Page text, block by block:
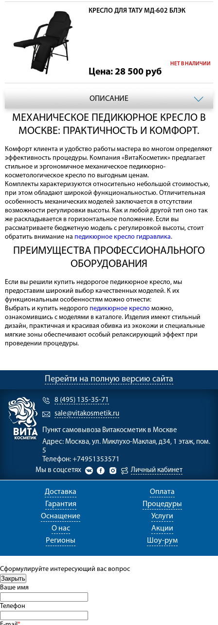
КРЕСЛО ДЛЯ ТАТУ МД-602 БЛЭК
Цена: 28 500 руб
НЕТ В НАЛИЧИИ
ОПИСАНИЕ
МЕХАНИЧЕСКОЕ ПЕДИКЮРНОЕ КРЕСЛО В
МОСКВЕ: ПРАКТИЧНОСТЬ И КОМФОРТ.
Комфорт клиента и удобство работы мастера во многом определяют
эффективность процедуры. Компания «ВитаКосметик» предлагает
стильное и эргономичное механическое педикюрно-
косметологическое кресло по выгодным ценам.
Комплекты характеризуются относительно небольшой стоимостью,
при этом обладают широкой функциональностью. Отличительная
особенность механических моделей заключается в отсутствии
возможности регулировки высоты. Как и любой другой тип оно так
же раскладывается в горизонтальное положение. Если вы
рассматриваете бюджетную модель с регулировкой высоты, стоит
обратить внимание на педикюрное кресло гидравлика.
ПРЕИМУЩЕСТВА ПРОФЕССИОНАЛЬНОГО
ОБОРУДОВАНИЯ
Если вы решили купить недорогое педикюрное кресло, мы
предоставим широкий выбор качественных моделей. К их
функциональным особенностям можно отнести:
Выбрать и купить недорого педикюрное кресло можно,
ознакомившись с моделями в каталоге. Изделия имеют стильный
дизайн, практичная и красивая обивка из экокожи и специальные
мягкие зоны обеспечивают особый релаксирующий эффект при
проведении процедуры.
Перейти на полную версию сайта
8 (495) 135-35-71
sale@vitakosmetik.ru
Пункт самовывоза Витакосметик в Москве
Адрес: Москва, ул. Миклухо-Маклая, д34, 1 этаж, пом.
5
Телефон: +74951353571
Мы в соцсетях
Личный кабинет
Доставка
Оплата
Гарантия
Процедуры
Оснащение
Услуги
О нас
Акции
Регионы
Шоу-рум
Сформулируйте интересующий вас вопрос
Ваше имя
Телефон